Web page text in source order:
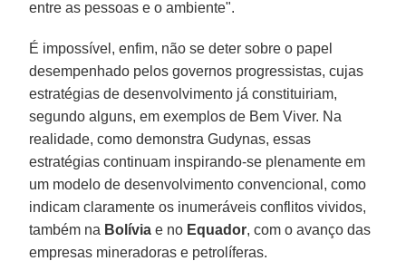
entre as pessoas e o ambiente".
É impossível, enfim, não se deter sobre o papel
desempenhado pelos governos progressistas, cujas
estratégias de desenvolvimento já constituiriam,
segundo alguns, em exemplos de Bem Viver. Na
realidade, como demonstra Gudynas, essas
estratégias continuam inspirando-se plenamente em
um modelo de desenvolvimento convencional, como
indicam claramente os inumeráveis conflitos vividos,
também na Bolívia e no Equador, com o avanço das
empresas mineradoras e petrolíferas.